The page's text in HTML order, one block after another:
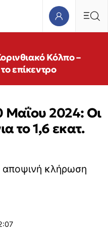
Κόλπο –
επίκεντρο
Μαΐου 2024: Οι
το 1,6 εκατ.
αποψινή κλήρωση